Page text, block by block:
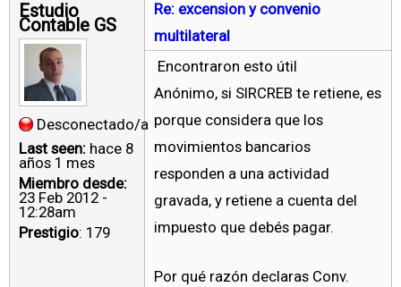
Estudio
Contable GS
Desconectado/a
Last seen: hace 8
años 1 mes
Miembro desde:
23 Feb 2012 -
12:28am
Prestigio: 179
Re: excension y convenio
multilateral
Encontraron esto útil
Anónimo, si SIRCREB te retiene, es
porque considera que los
movimientos bancarios
responden a una actividad
gravada, y retiene a cuenta del
impuesto que debés pagar.
Por qué razón declaras Conv.